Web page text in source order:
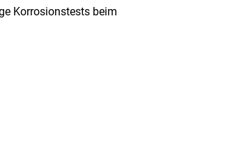
Korrosionstests beim